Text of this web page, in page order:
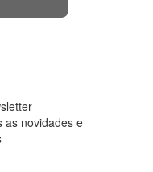
as novidades e